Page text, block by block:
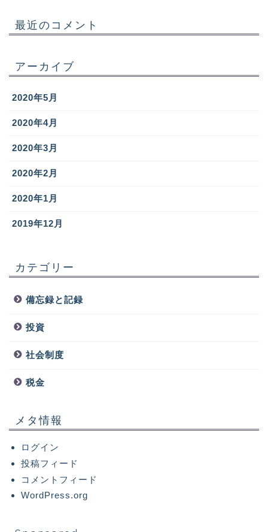
最近のコメント
アーカイブ
2020年5月
2020年4月
2020年3月
2020年2月
2020年1月
2019年12月
カテゴリー
備忘録と記録
投資
社会制度
税金
メタ情報
ログイン
投稿フィード
コメントフィード
WordPress.org